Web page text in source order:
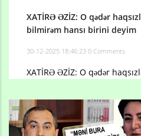
XATİRƏ ƏZİZ: O qədər
bilmirəm hansı birini deyim
30-12-2025 18:46:23 0 Comments
XATİRƏ ƏZİZ: O qədər